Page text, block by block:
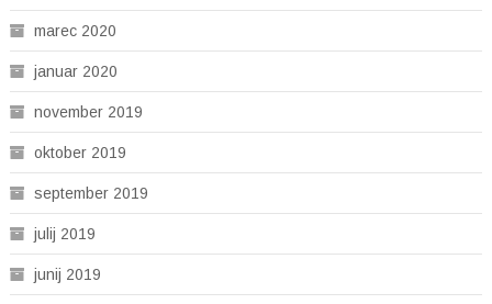
marec 2020
januar 2020
november 2019
oktober 2019
september 2019
julij 2019
junij 2019